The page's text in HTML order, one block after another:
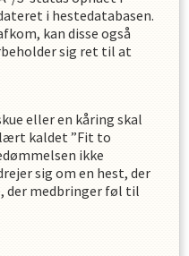
i hestedatabasen.
kan disse også
sig ret til at
eller en kåring skal
kaldet ”Fit to
ikke
sig om en hest, der
der medbringer føl til